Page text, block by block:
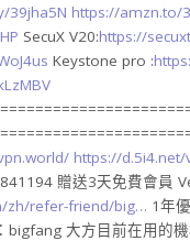
39jha5N https://amzn.to/
SecuX V20:https://
Keystone pro :
https://d.5i4.net/
贈送3天免費會員
zh/refer-friend/big… 1年
bigfang 大方目前在用的機